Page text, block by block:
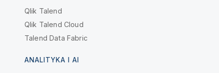
Qlik Talend
Qlik Talend Cloud
Talend Data Fabric
ANALITYKA I AI